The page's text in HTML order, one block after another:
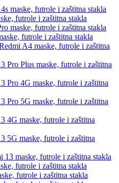
maske, futrole i zaštitna stakla
futrole i zaštitna stakla
maske, futrole i zaštitna stakla
futrole i zaštitna stakla
A4 maske, futrole i zaštitna
Pro Plus maske, futrole i zaštitna
Pro 4G maske, futrole i zaštitna
Pro 5G maske, futrole i zaštitna
4G maske, futrole i zaštitna
5G maske, futrole i zaštitna
13 maske, futrole i zaštitna stakla
futrole i zaštitna stakla
futrole i zaštitna stakla